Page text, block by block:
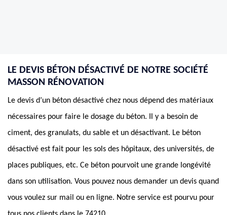
LE DEVIS BÉTON DÉSACTIVÉ DE NOTRE SOCIÉTÉ
MASSON RÉNOVATION
Le devis d’un béton désactivé chez nous dépend des matériaux
nécessaires pour faire le dosage du béton. Il y a besoin de
ciment, des granulats, du sable et un désactivant. Le béton
désactivé est fait pour les sols des hôpitaux, des universités, de
places publiques, etc. Ce béton pourvoit une grande longévité
dans son utilisation. Vous pouvez nous demander un devis quand
vous voulez sur mail ou en ligne. Notre service est pourvu pour